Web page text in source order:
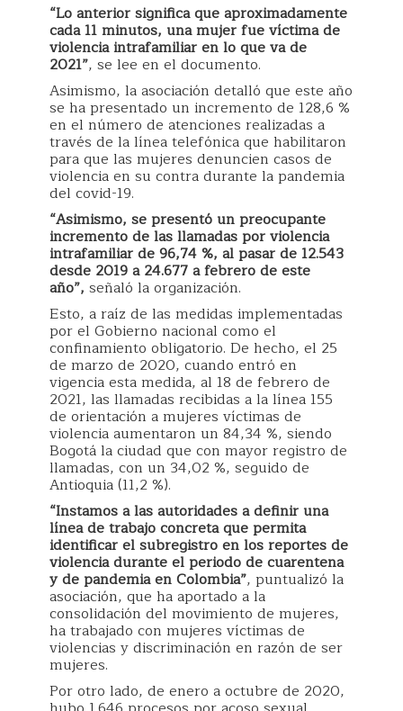
“Lo anterior significa que aproximadamente
cada 11 minutos, una mujer fue víctima de
violencia intrafamiliar en lo que va de
2021”, se lee en el documento.
Asimismo, la asociación detalló que este año
se ha presentado un incremento de 128,6 %
en el número de atenciones realizadas a
través de la línea telefónica que habilitaron
para que las mujeres denuncien casos de
violencia en su contra durante la pandemia
del covid-19.
“Asimismo, se presentó un preocupante
incremento de las llamadas por violencia
intrafamiliar de 96,74 %, al pasar de 12.543
desde 2019 a 24.677 a febrero de este
año”, señaló la organización.
Esto, a raíz de las medidas implementadas
por el Gobierno nacional como el
confinamiento obligatorio. De hecho, el 25
de marzo de 2020, cuando entró en
vigencia esta medida, al 18 de febrero de
2021, las llamadas recibidas a la línea 155
de orientación a mujeres víctimas de
violencia aumentaron un 84,34 %, siendo
Bogotá la ciudad que con mayor registro de
llamadas, con un 34,02 %, seguido de
Antioquia (11,2 %).
“Instamos a las autoridades a definir una
línea de trabajo concreta que permita
identificar el subregistro en los reportes de
violencia durante el periodo de cuarentena
y de pandemia en Colombia”, puntualizó la
asociación, que ha aportado a la
consolidación del movimiento de mujeres,
ha trabajado con mujeres víctimas de
violencias y discriminación en razón de ser
mujeres.
Por otro lado, de enero a octubre de 2020,